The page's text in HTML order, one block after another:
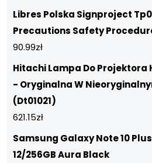
Libres Polska Signproject
Precautions Safety
90.99zł
Hitachi Lampa Do Projektora
- Oryginalna W
(Dt01021)
621.15zł
Samsung Galaxy Note 10
12/256GB Aura Black